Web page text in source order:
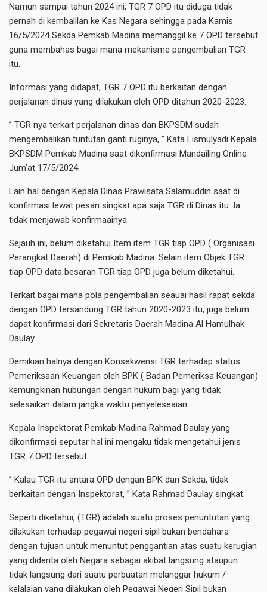
Namun sampai tahun 2024 ini, TGR 7 OPD itu diduga tidak
pernah di kembalilan ke Kas Negara sehingga pada Kamis
16/5/2024 Sekda Pemkab Madina memanggil ke 7 OPD tersebut
guna membahas bagai mana mekanisme pengembalian TGR
itu.
Informasi yang didapat, TGR 7 OPD itu berkaitan dengan
perjalanan dinas yang dilakukan oleh OPD ditahun 2020-2023.
” TGR nya terkait perjalanan dinas dan BKPSDM sudah
mengembalikan tuntutan ganti ruginya, ” Kata Lismulyadi Kepala
BKPSDM Pemkab Madina saat dikonfirmasi Mandailing Online
Jum’at 17/5/2024.
Lain hal dengan Kepala Dinas Prawisata Salamuddin saat di
konfirmasi lewat pesan singkat apa saja TGR di Dinas itu. Ia
tidak menjawab konfirmaainya.
Sejauh ini, belum diketahui Item item TGR tiap OPD ( Organisasi
Perangkat Daerah) di Pemkab Madina. Selain item Objek TGR
tiap OPD data besaran TGR tiap OPD juga belum diketahui.
Terkait bagai mana pola pengembalian seauai hasil rapat sekda
dengan OPD tersandung TGR tahun 2020-2023 itu, juga belum
dapat konfirmasi dari Sekretaris Daerah Madina Al Hamulhak
Daulay.
Demikian halnya dengan Konsekwensi TGR terhadap status
Pemeriksaan Keuangan oleh BPK ( Badan Pemeriksa Keuangan)
kemungkinan hubungan dengan hukum bagi yang tidak
selesaikan dalam jangka waktu penyeleseaian.
Kepala Inspektorat Pemkab Madina Rahmad Daulay yang
dikonfirmasi seputar hal ini mengaku tidak mengetahui jenis
TGR 7 OPD tersebut.
” Kalau TGR itu antara OPD dengan BPK dan Sekda, tidak
berkaitan dengan Inspektorat, ” Kata Rahmad Daulay singkat.
Seperti diketahui, (TGR) adalah suatu proses penuntutan yang
dilakukan terhadap pegawai negeri sipil bukan bendahara
dengan tujuan untuk menuntut penggantian atas suatu kerugian
yang diderita oleh Negara sebagai akibat langsung ataupun
tidak langsung dari suatu perbuatan melanggar hukum /
kelalaian yang dilakukan oleh Pegawai Negeri Sipil bukan